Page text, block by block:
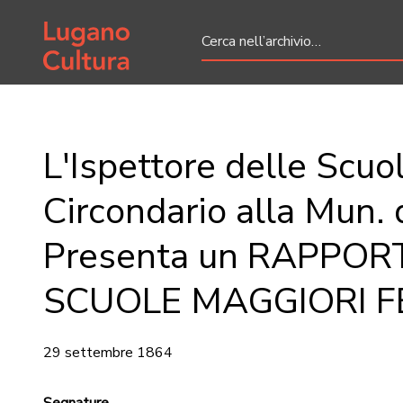
Home page
L'Ispettore delle
Circondario alla Mun.
Presenta un
SCUOLE MAGGIORI
29 settembre 1864